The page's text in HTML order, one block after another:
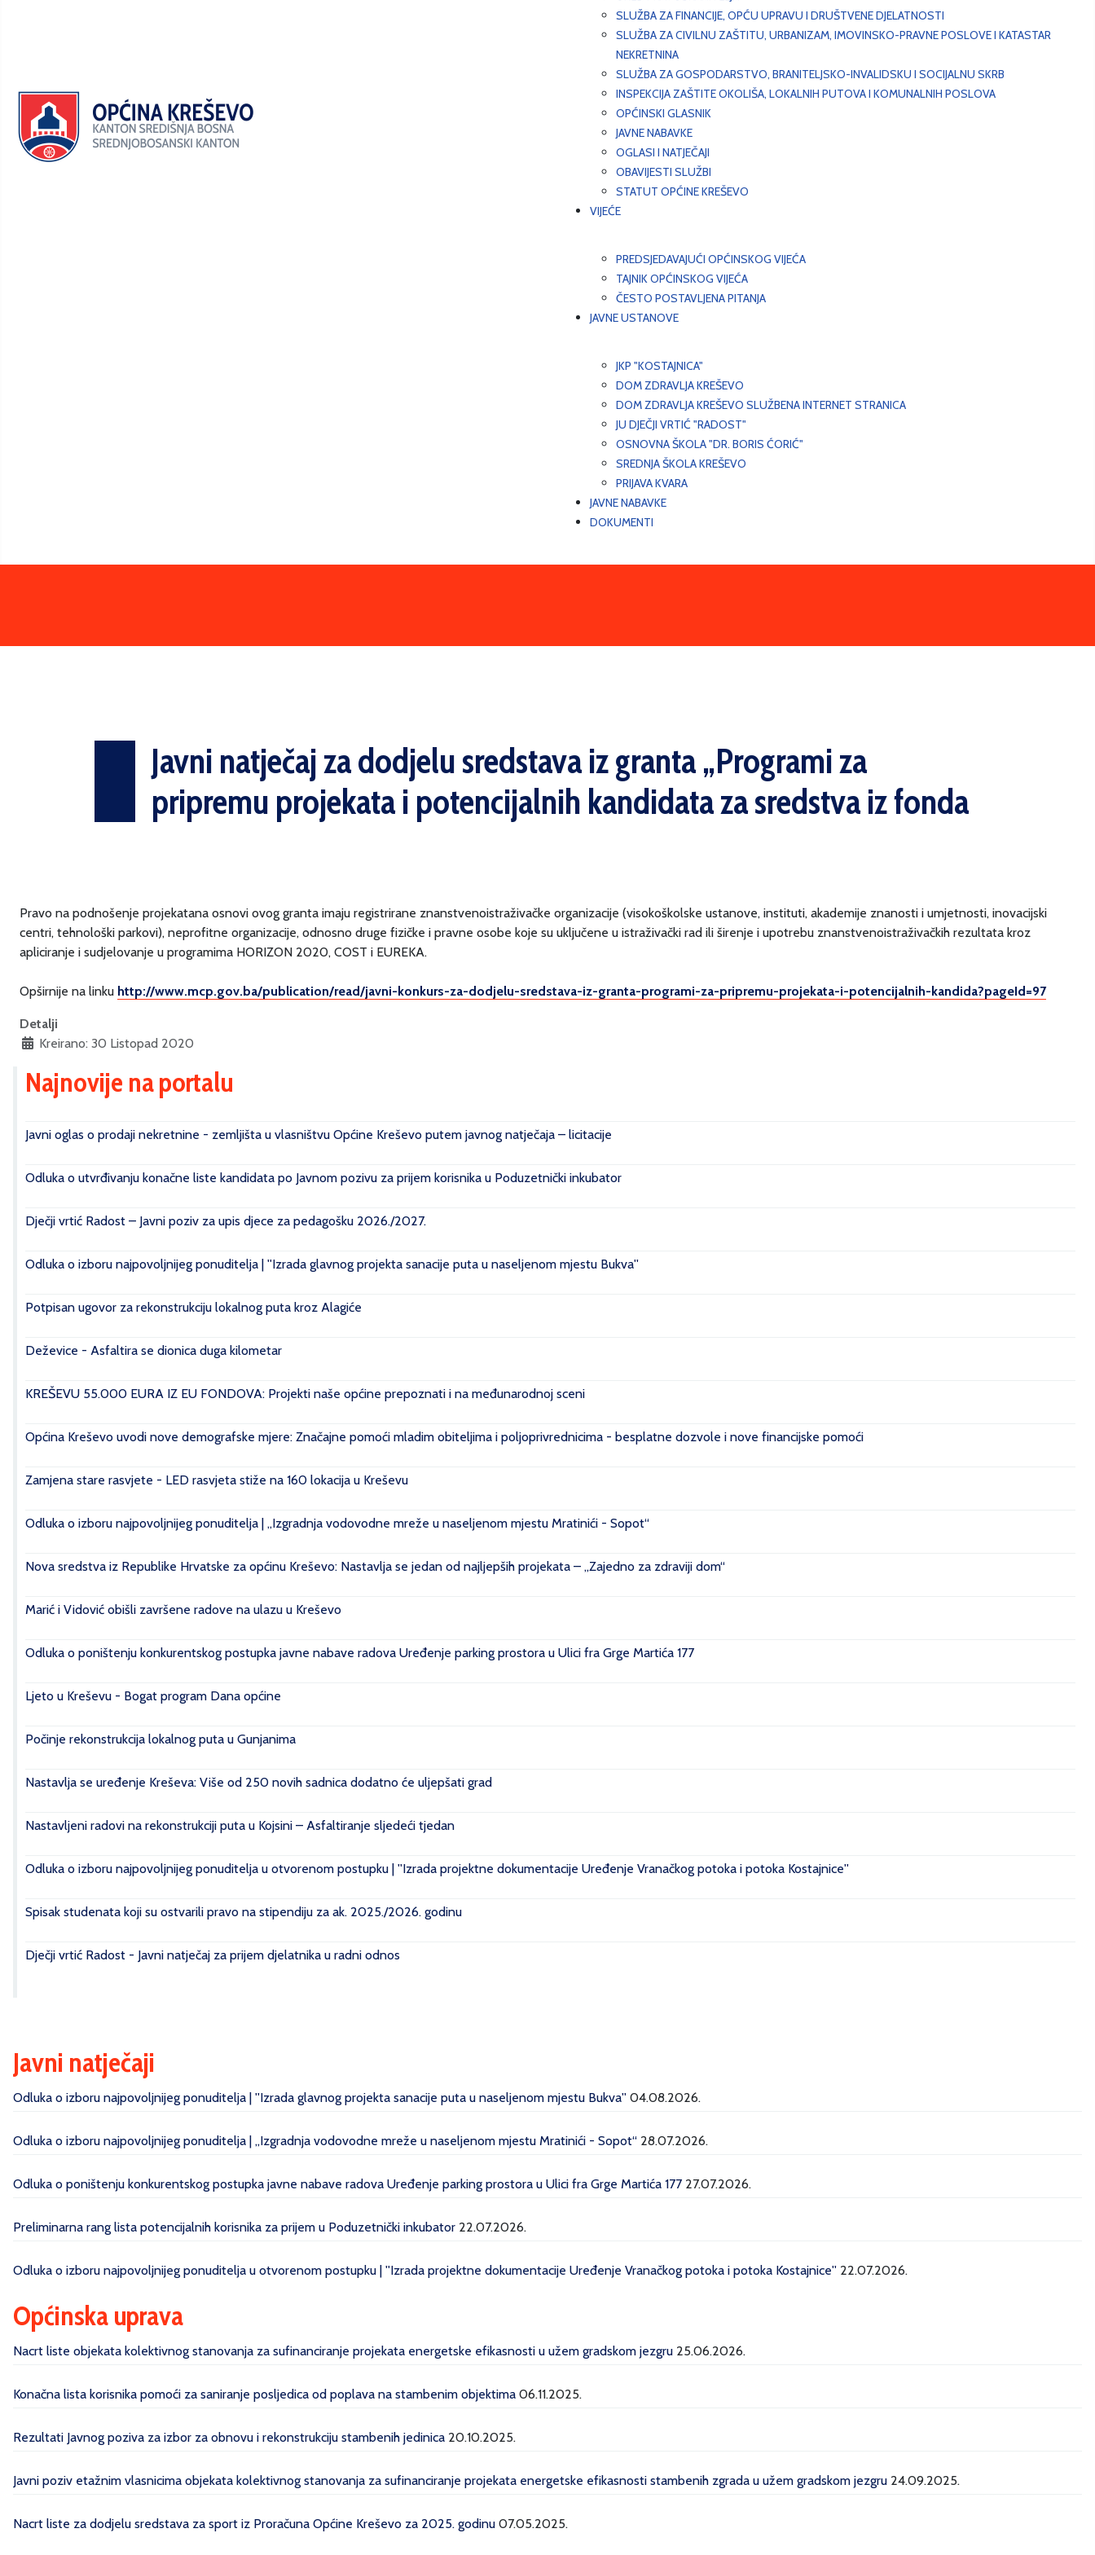
SLUŽBA ZA FINANCIJE, OPĆU UPRAVU I DRUŠTVENE DJELATNOSTI
SLUŽBA ZA CIVILNU ZAŠTITU, URBANIZAM, IMOVINSKO-PRAVNE POSLOVE I KATASTAR
NEKRETNINA
SLUŽBA ZA GOSPODARSTVO, BRANITELJSKO-INVALIDSKU I SOCIJALNU SKRB
INSPEKCIJA ZAŠTITE OKOLIŠA, LOKALNIH PUTOVA I KOMUNALNIH POSLOVA
OPĆINSKI GLASNIK
JAVNE NABAVKE
OGLASI I NATJEČAJI
OBAVIJESTI SLUŽBI
STATUT OPĆINE KREŠEVO
VIJEĆE
PREDSJEDAVAJUĆI OPĆINSKOG VIJEĆA
TAJNIK OPĆINSKOG VIJEĆA
ČESTO POSTAVLJENA PITANJA
JAVNE USTANOVE
JKP "KOSTAJNICA"
DOM ZDRAVLJA KREŠEVO
DOM ZDRAVLJA KREŠEVO SLUŽBENA INTERNET STRANICA
JU DJEČJI VRTIĆ "RADOST"
OSNOVNA ŠKOLA "DR. BORIS ĆORIĆ"
SREDNJA ŠKOLA KREŠEVO
PRIJAVA KVARA
JAVNE NABAVKE
DOKUMENTI
Javni natječaj za dodjelu sredstava iz granta „Programi za
pripremu projekata i potencijalnih kandidata za sredstva iz fonda
Pravo na podnošenje projekatana osnovi ovog granta imaju registrirane znanstvenoistraživačke organizacije (visokoškolske ustanove, instituti, akademije znanosti i umjetnosti, inovacijski
centri, tehnološki parkovi), neprofitne organizacije, odnosno druge fizičke i pravne osobe koje su uključene u istraživački rad ili širenje i upotrebu znanstvenoistraživačkih rezultata kroz
apliciranje i sudjelovanje u programima HORIZON 2020, COST i EUREKA.
Opširnije na linku http://www.mcp.gov.ba/publication/read/javni-konkurs-za-dodjelu-sredstava-iz-granta-programi-za-pripremu-projekata-i-potencijalnih-kandida?pageId=97
Detalji
Kreirano: 30 Listopad 2020
Najnovije na portalu
Javni oglas o prodaji nekretnine - zemljišta u vlasništvu Općine Kreševo putem javnog natječaja – licitacije
Odluka o utvrđivanju konačne liste kandidata po Javnom pozivu za prijem korisnika u Poduzetnički inkubator
Dječji vrtić Radost – Javni poziv za upis djece za pedagošku 2026./2027.
Odluka o izboru najpovoljnijeg ponuditelja | ''Izrada glavnog projekta sanacije puta u naseljenom mjestu Bukva''
Potpisan ugovor za rekonstrukciju lokalnog puta kroz Alagiće
Deževice - Asfaltira se dionica duga kilometar
KREŠEVU 55.000 EURA IZ EU FONDOVA: Projekti naše općine prepoznati i na međunarodnoj sceni
Općina Kreševo uvodi nove demografske mjere: Značajne pomoći mladim obiteljima i poljoprivrednicima - besplatne dozvole i nove financijske pomoći
Zamjena stare rasvjete - LED rasvjeta stiže na 160 lokacija u Kreševu
Odluka o izboru najpovoljnijeg ponuditelja | „Izgradnja vodovodne mreže u naseljenom mjestu Mratinići - Sopot“
Nova sredstva iz Republike Hrvatske za općinu Kreševo: Nastavlja se jedan od najljepših projekata – „Zajedno za zdraviji dom“
Marić i Vidović obišli završene radove na ulazu u Kreševo
Odluka o poništenju konkurentskog postupka javne nabave radova Uređenje parking prostora u Ulici fra Grge Martića 177
Ljeto u Kreševu - Bogat program Dana općine
Počinje rekonstrukcija lokalnog puta u Gunjanima
Nastavlja se uređenje Kreševa: Više od 250 novih sadnica dodatno će uljepšati grad
Nastavljeni radovi na rekonstrukciji puta u Kojsini – Asfaltiranje sljedeći tjedan
Odluka o izboru najpovoljnijeg ponuditelja u otvorenom postupku | ''Izrada projektne dokumentacije Uređenje Vranačkog potoka i potoka Kostajnice''
Spisak studenata koji su ostvarili pravo na stipendiju za ak. 2025./2026. godinu
Dječji vrtić Radost - Javni natječaj za prijem djelatnika u radni odnos
Javni natječaji
Odluka o izboru najpovoljnijeg ponuditelja | ''Izrada glavnog projekta sanacije puta u naseljenom mjestu Bukva'' 04.08.2026.
Odluka o izboru najpovoljnijeg ponuditelja | „Izgradnja vodovodne mreže u naseljenom mjestu Mratinići - Sopot“ 28.07.2026.
Odluka o poništenju konkurentskog postupka javne nabave radova Uređenje parking prostora u Ulici fra Grge Martića 177 27.07.2026.
Preliminarna rang lista potencijalnih korisnika za prijem u Poduzetnički inkubator 22.07.2026.
Odluka o izboru najpovoljnijeg ponuditelja u otvorenom postupku | ''Izrada projektne dokumentacije Uređenje Vranačkog potoka i potoka Kostajnice'' 22.07.2026.
Općinska uprava
Nacrt liste objekata kolektivnog stanovanja za sufinanciranje projekata energetske efikasnosti u užem gradskom jezgru 25.06.2026.
Konačna lista korisnika pomoći za saniranje posljedica od poplava na stambenim objektima 06.11.2025.
Rezultati Javnog poziva za izbor za obnovu i rekonstrukciju stambenih jedinica 20.10.2025.
Javni poziv etažnim vlasnicima objekata kolektivnog stanovanja za sufinanciranje projekata energetske efikasnosti stambenih zgrada u užem gradskom jezgru 24.09.2025.
Nacrt liste za dodjelu sredstava za sport iz Proračuna Općine Kreševo za 2025. godinu 07.05.2025.